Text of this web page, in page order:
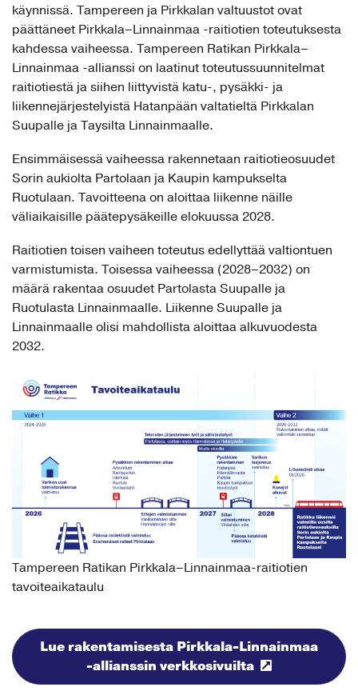
käynnissä. Tampereen ja Pirkkalan valtuustot ovat
päättäneet Pirkkala–Linnainmaa -raitiotien toteutuksesta
kahdessa vaiheessa. Tampereen Ratikan Pirkkala–
Linnainmaa -allianssi on laatinut toteutussuunnitelmat
raitiotiestä ja siihen liittyvistä katu-, pysäkki- ja
liikennejärjestelyistä Hatanpään valtatieltä Pirkkalan
Suupalle ja Taysilta Linnainmaalle.
Ensimmäisessä vaiheessa rakennetaan raitiotieosuudet
Sorin aukiolta Partolaan ja Kaupin kampukselta
Ruotulaan. Tavoitteena on aloittaa liikenne näille
väliaikaisille päätepysäkeille elokuussa 2028.
Raitiotien toisen vaiheen toteutus edellyttää valtiontuen
varmistumista. Toisessa vaiheessa (2028–2032) on
määrä rakentaa osuudet Partolasta Suupalle ja
Ruotulasta Linnainmaalle. Liikenne Suupalle ja
Linnainmaalle olisi mahdollista aloittaa alkuvuodesta
2032.
Tampereen Ratikan Pirkkala–Linnainmaa-raitiotien
tavoiteaikataulu
Lue rakentamisesta Pirkkala-Linnainmaa
-allianssin verkkosivuilta